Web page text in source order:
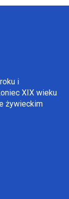
i
XIX wieku
żywieckim